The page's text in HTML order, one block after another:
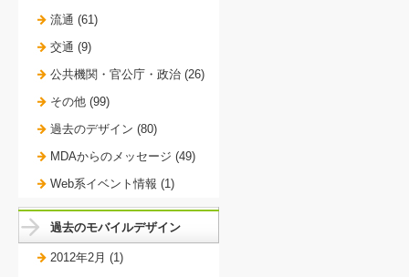
流通 (61)
交通 (9)
公共機関・官公庁・政治 (26)
その他 (99)
過去のデザイン (80)
MDAからのメッセージ (49)
Web系イベント情報 (1)
過去のモバイルデザイン
2012年2月 (1)